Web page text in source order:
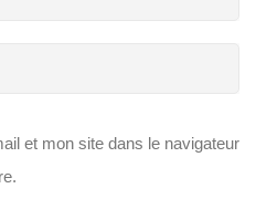
et mon site dans le navigateur